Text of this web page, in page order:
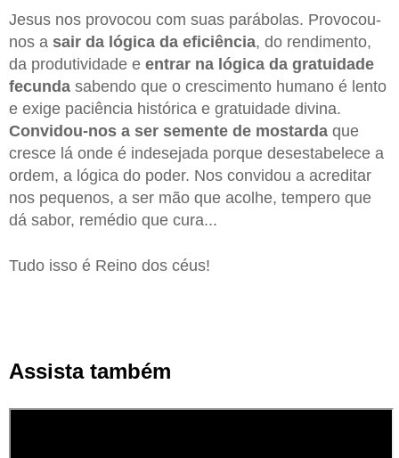
Jesus nos provocou com suas parábolas. Provocou-
nos a sair da lógica da eficiência, do rendimento,
da produtividade e entrar na lógica da gratuidade
fecunda sabendo que o crescimento humano é lento
e exige paciência histórica e gratuidade divina.
Convidou-nos a ser semente de mostarda que
cresce lá onde é indesejada porque desestabelece a
ordem, a lógica do poder. Nos convidou a acreditar
nos pequenos, a ser mão que acolhe, tempero que
dá sabor, remédio que cura...
Tudo isso é Reino dos céus!
Assista também